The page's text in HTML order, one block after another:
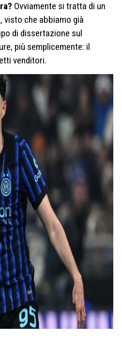
Ovviamente si tratta di un
che abbiamo già
di dissertazione sul
più semplicemente: il
venditori.